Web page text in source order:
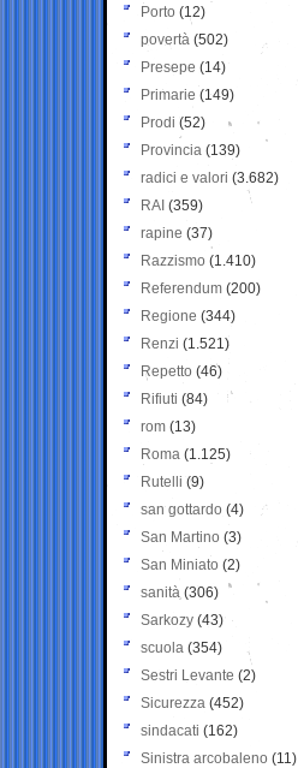
Porto (12)
povertà (502)
Presepe (14)
Primarie (149)
Prodi (52)
Provincia (139)
radici e valori (3.682)
RAI (359)
rapine (37)
Razzismo (1.410)
Referendum (200)
Regione (344)
Renzi (1.521)
Repetto (46)
Rifiuti (84)
rom (13)
Roma (1.125)
Rutelli (9)
san gottardo (4)
San Martino (3)
San Miniato (2)
sanità (306)
Sarkozy (43)
scuola (354)
Sestri Levante (2)
Sicurezza (452)
sindacati (162)
Sinistra arcobaleno (11)